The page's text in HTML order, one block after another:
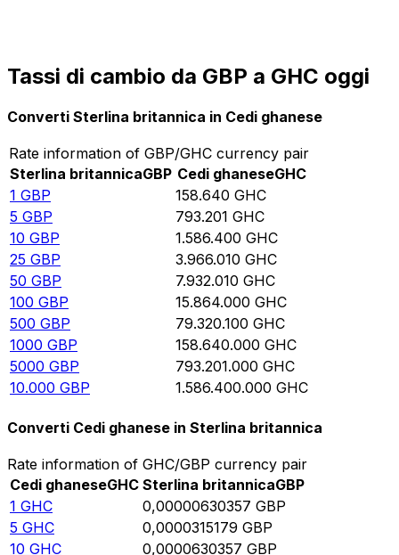
Tassi di cambio da GBP a GHC oggi
Converti Sterlina britannica in Cedi ghanese
Rate information of GBP/GHC currency pair
Sterlina britannicaGBP Cedi ghaneseGHC
1 GBP 158.640 GHC
5 GBP 793.201 GHC
10 GBP 1.586.400 GHC
25 GBP 3.966.010 GHC
50 GBP 7.932.010 GHC
100 GBP 15.864.000 GHC
500 GBP 79.320.100 GHC
1000 GBP 158.640.000 GHC
5000 GBP 793.201.000 GHC
10.000 GBP 1.586.400.000 GHC
Converti Cedi ghanese in Sterlina britannica
Rate information of GHC/GBP currency pair
Cedi ghaneseGHC Sterlina britannicaGBP
1 GHC 0,00000630357 GBP
5 GHC 0,0000315179 GBP
10 GHC 0,0000630357 GBP